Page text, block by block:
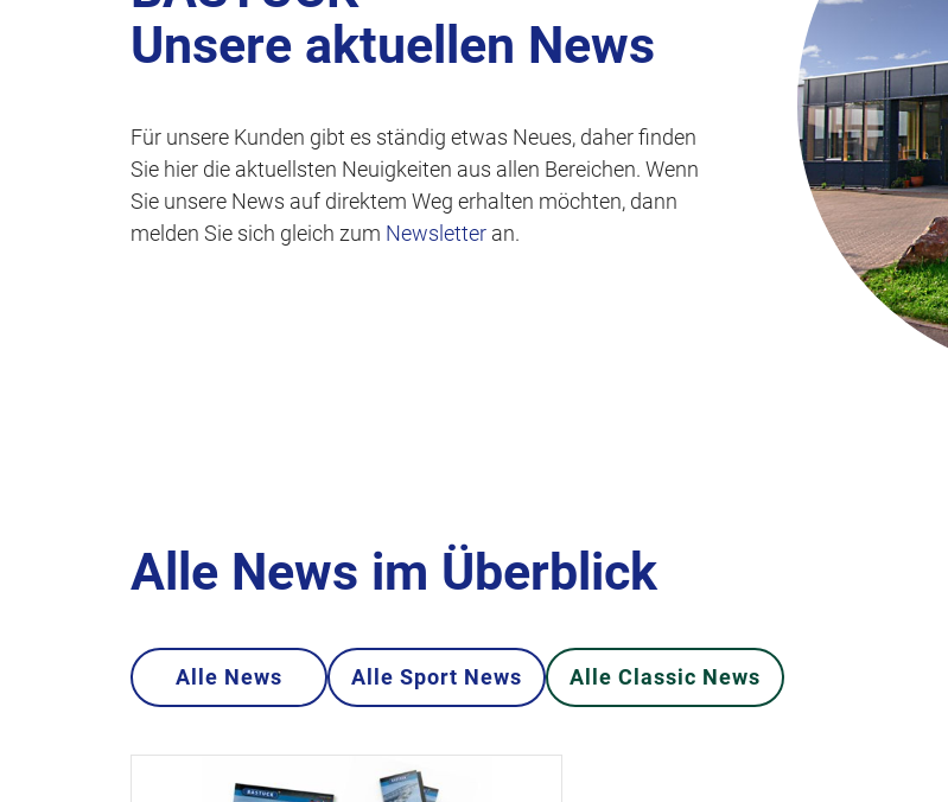
p
n
g
Unsere aktuellen News
Für unsere Kunden gibt es ständig etwas Neues, daher finden
Sie hier die aktuellsten Neuigkeiten aus allen Bereichen. Wenn
Sie unsere News auf direktem Weg erhalten möchten, dann
melden Sie sich gleich zum Newsletter an.
Alle News im Überblick
Alle News Alle Sport News Alle Classic News